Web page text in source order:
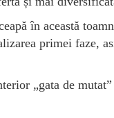
în această
primei faze,
„gata de